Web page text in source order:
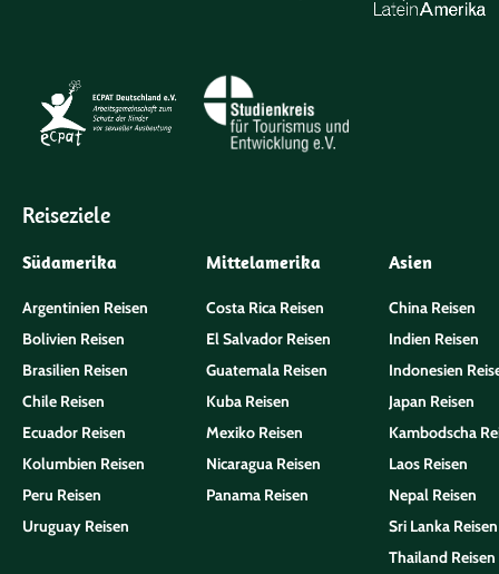
Reiseziele
Südamerika
Argentinien Reisen
Bolivien Reisen
Brasilien Reisen
Chile Reisen
Ecuador Reisen
Kolumbien Reisen
Peru Reisen
Uruguay Reisen
Mittelamerika
Costa Rica Reisen
El Salvador Reisen
Guatemala Reisen
Kuba Reisen
Mexiko Reisen
Nicaragua Reisen
Panama Reisen
Asien
China Reisen
Indien Reisen
Indonesien
Japan Reisen
Kambodscha
Laos Reisen
Nepal Reisen
Sri Lanka Reisen
Thailand Reisen